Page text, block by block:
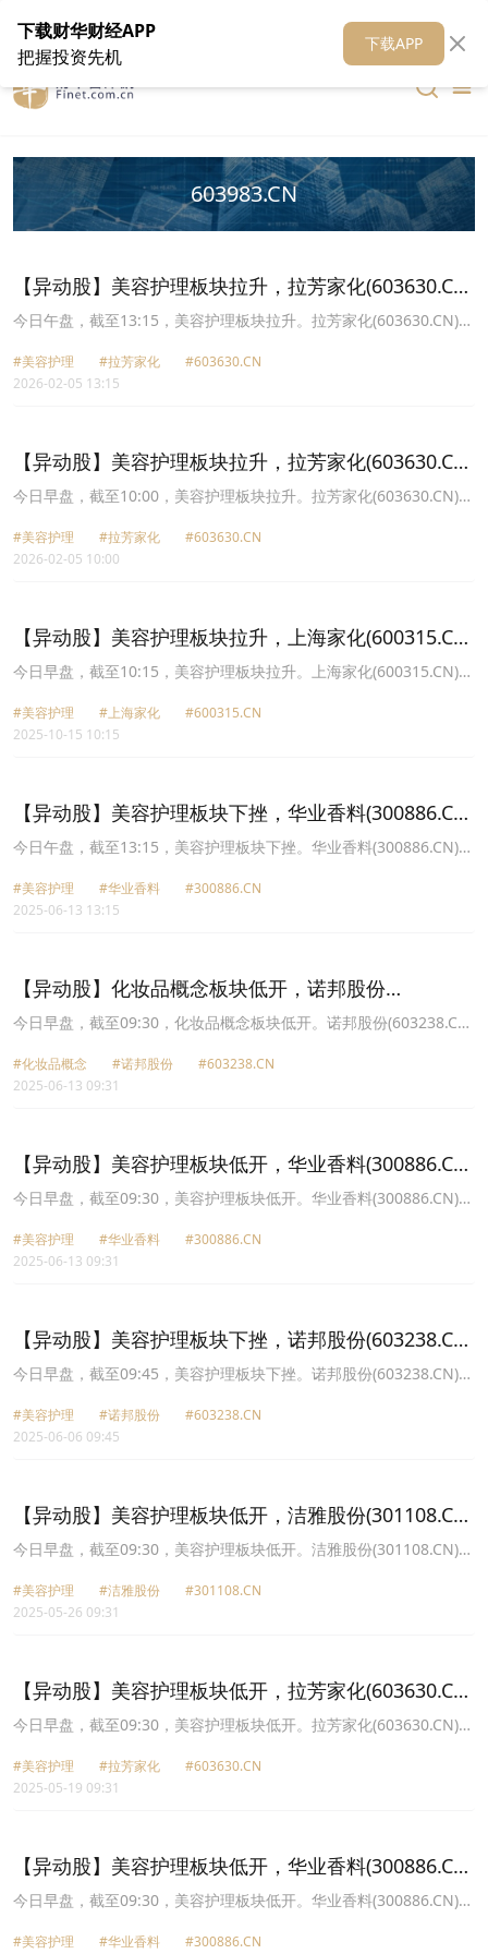
在线客服 关于我们 财华媒体矩阵 财华智库
603983.CN
【异动股】美容护理板块拉升，拉芳家化(603630.CN)
涨10.01%
今日午盘，截至13:15，美容护理板块拉升。拉芳家化(603630.CN)涨
腔(001328.CN)涨5.97%报43.5元，珀莱雅(603605.CN)涨5.43%报
75.54元，丸美生物(603983.CN)涨5.41%报33.14元，上海家化
#美容护理 #拉芳家化
#603630.CN
2026-02-05 13:15
【异动股】美容护理板块拉升，拉芳家化(603630.CN)
涨10.01%
今日早盘，截至10:00，美容护理板块拉升。拉芳家化(603630.CN)涨
物(688363.CN)涨7.58%报52.5元，敷尔佳(301371.CN)涨7.50%报
26.66元，爱美客(300896.CN)涨7.05%报158.77元，珀莱雅
#美容护理 #拉芳家化
#603630.CN
2026-02-05 10:00
【异动股】美容护理板块拉升，上海家化(600315.CN)
涨10.0%
今日早盘，截至10:15，美容护理板块拉升。上海家化(600315.CN)涨
股份(300856.CN)涨6.92%报14.06元，嘉亨家化(300955.CN)涨
4.56%报29.57元，登康口腔(001328.CN)涨3.91%报39.6元，华业香
#美容护理 #上海家化
#600315.CN
2025-10-15 10:15
【异动股】美容护理板块下挫，华业香料(300886.CN)
跌13.49%
今日午盘，截至13:15，美容护理板块下挫。华业香料(300886.CN)跌
雅股份(301108.CN)跌9.28%报35.76元，青松股份(300132.CN)跌
8.65%报6.55元，可靠股份(301009.CN)跌8.54%报14.14元，丸美生
#美容护理 #华业香料
#300886.CN
2025-06-13 13:15
【异动股】化妆品概念板块低开，诺邦股份
(603238.CN)跌6.01%
今日早盘，截至09:30，化妆品概念板块低开。诺邦股份(603238.CN)
股份(300740.CN)跌4.24%报18.52元，拉芳家化(603630.CN)跌
3.99%报24.54元，哈三联(002900.CN)跌3.71%报15.56元，丸美生
#化妆品概念 #诺邦股份
#603238.CN
2025-06-13 09:31
【异动股】美容护理板块低开，华业香料(300886.CN)
跌10.15%
今日早盘，截至09:30，美容护理板块低开。华业香料(300886.CN)跌
股份(603238.CN)跌5.86%报18.65元，洁雅股份(301108.CN)跌
5.10%报37.41元，水羊股份(300740.CN)跌4.24%报18.52元，青松
#美容护理 #华业香料
#300886.CN
2025-06-13 09:31
【异动股】美容护理板块下挫，诺邦股份(603238.CN)
跌7.57%
今日早盘，截至09:45，美容护理板块下挫。诺邦股份(603238.CN)跌
护理(605009.CN)跌4.51%报65.6元，丸美生物(603983.CN)跌4.25%
报44.41元，润本股份(603193.CN)跌3.84%报36.54元，拉芳家化
#美容护理 #诺邦股份
#603238.CN
2025-06-06 09:45
【异动股】美容护理板块低开，洁雅股份(301108.CN)
跌5.45%
今日早盘，截至09:30，美容护理板块低开。洁雅股份(301108.CN)跌
王(002094.CN)跌4.19%报7.78元，丸美生物(603983.CN)跌3.42%报
47.13元，登康口腔(001328.CN)跌3.30%报49.86元，拉芳家化
#美容护理 #洁雅股份
#301108.CN
2025-05-26 09:31
【异动股】美容护理板块低开，拉芳家化(603630.CN)
跌3.67%
今日早盘，截至09:30，美容护理板块低开。拉芳家化(603630.CN)跌
股份(301108.CN)跌2.96%报30.82元，水羊股份(300740.CN)跌
2.81%报13.85元，可靠股份(301009.CN)跌2.68%报12.69元，丸美
#美容护理 #拉芳家化
#603630.CN
2025-05-19 09:31
【异动股】美容护理板块低开，华业香料(300886.CN)
跌7.92%
今日早盘，截至09:30，美容护理板块低开。华业香料(300886.CN)跌
(603059.CN)跌5.60%报22.77元，两面针(600249.CN)跌4.69%报
#美容护理 #华业香料
#300886.CN
下载财华财经APP
把握投资先机
下载APP